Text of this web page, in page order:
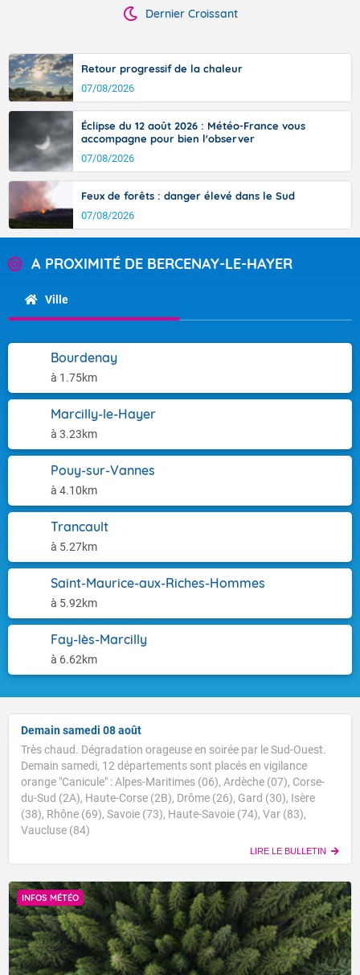
Dernier Croissant
Retour progressif de la chaleur
07/08/2026
Éclipse du 12 août 2026 : Météo-France vous
accompagne pour bien l'observer
07/08/2026
Feux de forêts : danger élevé dans le Sud
07/08/2026
A PROXIMITÉ DE BERCENAY-LE-HAYER
Ville
Bourdenay
à 1.75km
Marcilly-le-Hayer
à 3.23km
Pouy-sur-Vannes
à 4.10km
Trancault
à 5.27km
Saint-Maurice-aux-Riches-Hommes
à 5.92km
Fay-lès-Marcilly
à 6.62km
Demain samedi 08 août
Très chaud. Dégradation orageuse en soirée par le Sud-Ouest.
Demain samedi, 12 départements sont placés en vigilance
orange "Canicule" : Alpes-Maritimes (06), Ardèche (07), Corse-
du-Sud (2A), Haute-Corse (2B), Drôme (26), Gard (30), Isère
(38), Rhône (69), Savoie (73), Haute-Savoie (74), Var (83),
Vaucluse (84)
LIRE LE BULLETIN
INFOS MÉTÉO